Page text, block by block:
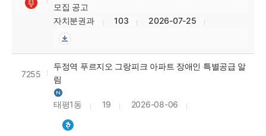
모집 공고
자치분권과
103 2026-07-25
7255
두정역 푸르지오 그랑피크 아파트 장애인 특별공급 알
림
태평1동 19 2026-08-06